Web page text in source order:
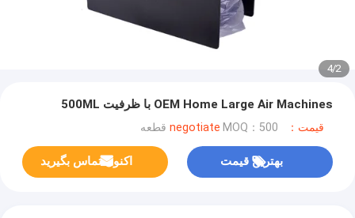
2
/
4
OEM Home Large Air Machines با ظرفیت 500ML
قیمت：negotiate MOQ：500 قطعه
بهترین قیمت اکنون تماس بگیرید